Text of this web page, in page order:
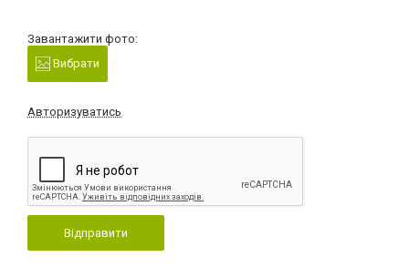
Завантажити фото:
Вибрати
Авторизуватись
Відправити